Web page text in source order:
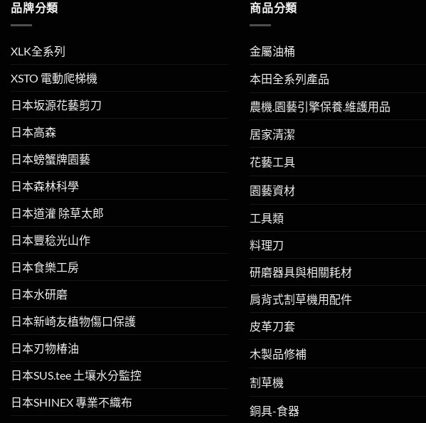
品牌分類
XLK全系列
XSTO 電動爬梯機
日本坂源花藝剪刀
日本高森
日本螃蟹牌園藝
日本森林科學
日本道灌 除草太郎
日本豐稔光山作
日本食樂工房
日本水研磨
日本新崎友植物傷口保護
日本刃物椿油
日本SUS.tee 土壤水分監控
日本SHINEX 專業不織布
商品分類
金屬油桶
本田全系列產品
農機.園藝引擎保養.維護用品
居家清潔
花藝工具
園藝資材
工具類
料理刀
研磨器具與相關耗材
肩背式割草機用配件
皮革刀套
木製品修補
割草機
銅具-食器